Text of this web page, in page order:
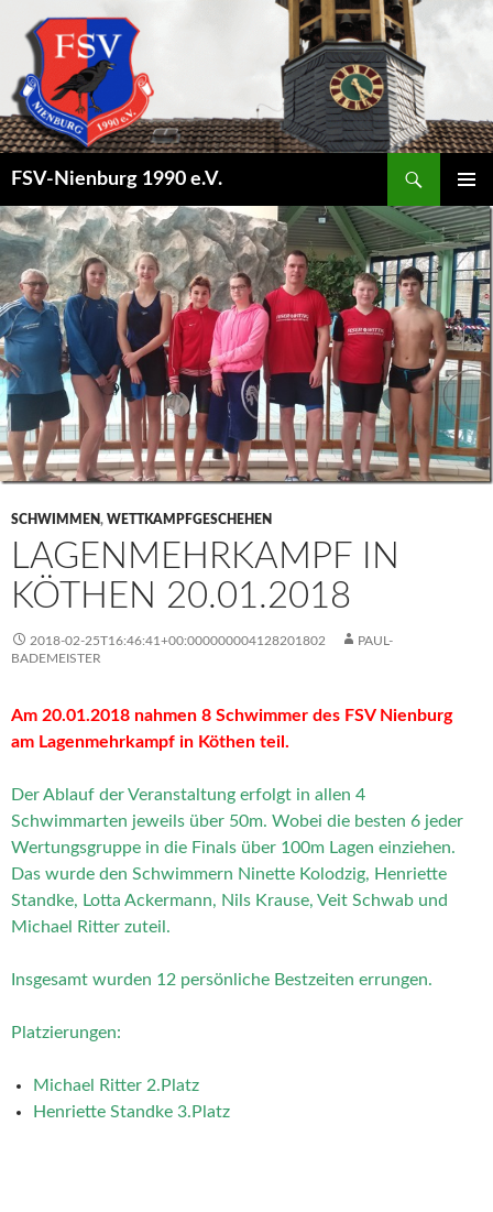
FSV-Nienburg 1990 e.V.
MENÜ
ZUM
INHALT
SCHWIMMEN, WETTKAMPFGESCHEHEN
LAGENMEHRKAMPF IN
KÖTHEN 20.01.2018
2018-02-25T16:46:41+00:000000004128201802
PAUL-
BADEMEISTER
Am 20.01.2018 nahmen 8 Schwimmer des FSV Nienburg
am Lagenmehrkampf in Köthen teil.
Der Ablauf der Veranstaltung erfolgt in allen 4
Schwimmarten jeweils über 50m. Wobei die besten 6 jeder
Wertungsgruppe in die Finals über 100m Lagen einziehen.
Das wurde den Schwimmern Ninette Kolodzig, Henriette
Standke, Lotta Ackermann, Nils Krause, Veit Schwab und
Michael Ritter zuteil.
Insgesamt wurden 12 persönliche Bestzeiten errungen.
Platzierungen:
Michael Ritter 2.Platz
Henriette Standke 3.Platz